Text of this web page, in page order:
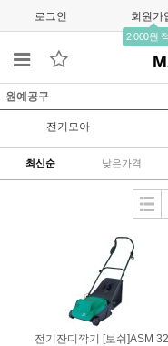
로그인 회원가
2,000원
원예공구
전기모아
최신순 낮은가격
전기잔디깍기 [보쉬]ASM 32